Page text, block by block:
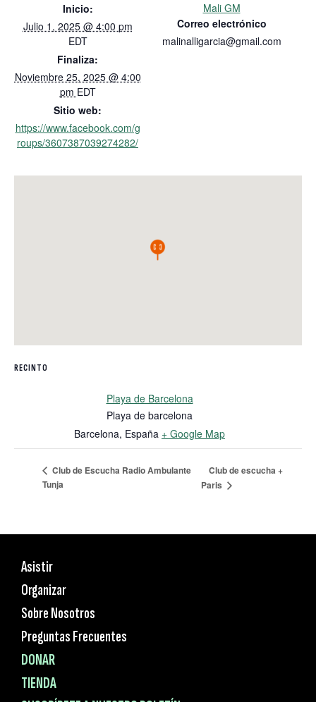
Inicio:
Julio 1, 2025 @ 4:00 pm
EDT
Finaliza:
Noviembre 25, 2025 @ 4:00
pm EDT
Sitio web:
https://www.facebook.com/g
roups/3607387039274282/
Mali GM
Correo electrónico
malinalligarcia@gmail.com
RECINTO
Playa de Barcelona
Playa de barcelona
Barcelona, España + Google Map
Club de Escucha Radio Ambulante
Tunja
Club de escucha +
Paris
Asistir
Organizar
Sobre Nosotros
Preguntas Frecuentes
DONAR
TIENDA